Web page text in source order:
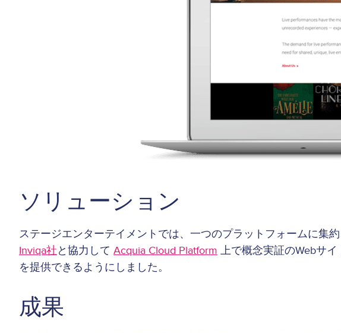
ソリューション
ステージエンターテイメントでは、一つのプラットフォームに集
Inviqa社と協力して Acquia Cloud Platform 上で概念実証のWebサイ
を提供できるようにしました。
成果